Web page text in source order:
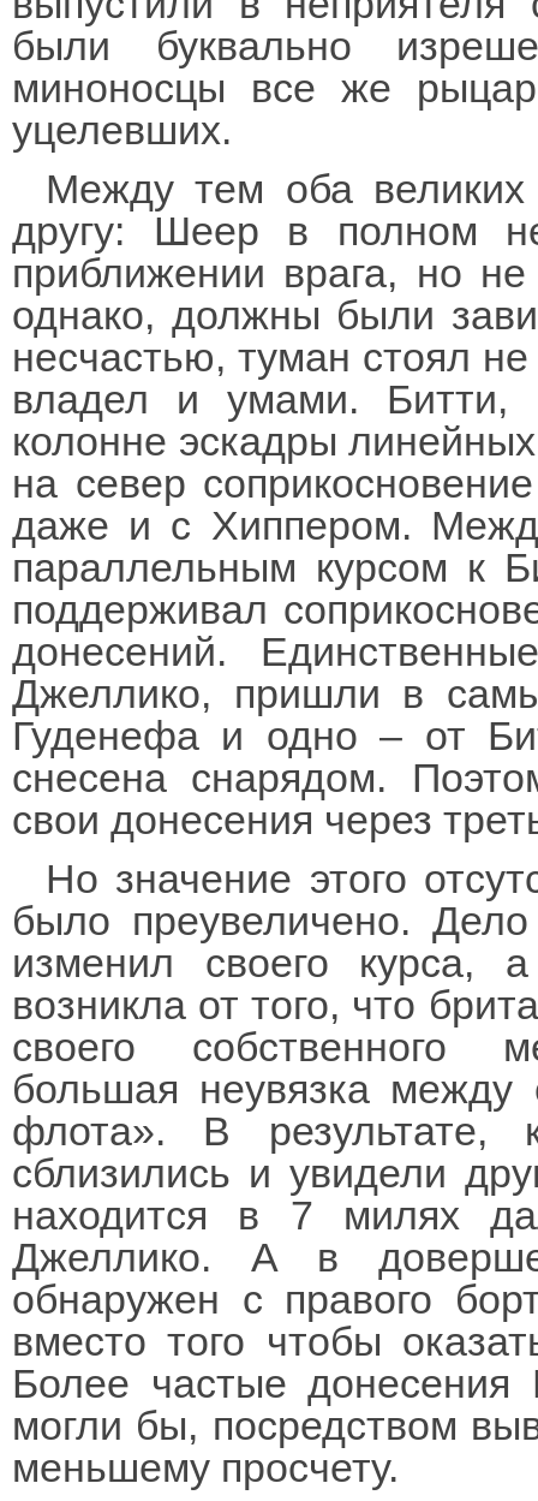
были буквально
миноносцы все же
уцелевших.
Между тем оба великих
другу: Шеер в полном
приближении врага, но
однако, должны были
несчастью, туман стоял
владел и умами. Битти,
колонне эскадры
на север
даже и с Хиппером.
параллельным курсом к
поддерживал
донесений.
Джеллико, пришли в
Гуденефа и одно – от
снесена снарядом.
свои донесения через
Но значение этого
было преувеличено.
изменил своего курса,
возникла от того, что
своего собственного
большая неувязка
флота». В результате,
сблизились и увидели
находится в 7 милях
Джеллико. А в
обнаружен с правого
вместо того чтобы
Более частые
могли бы, посредством
меньшему просчету.